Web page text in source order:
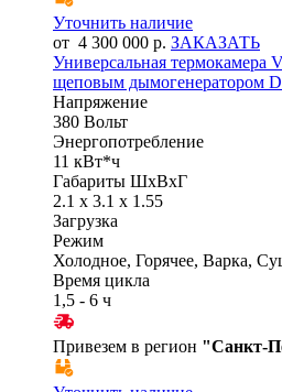
Уточнить наличие
от 4 300 000 р. ЗАКАЗАТЬ
Универсальная термокамера
щеповым дымогенератором
Напряжение
380 Вольт
Энергопотребление
11 кВт*ч
Габариты ШхВхГ
2.1 x 3.1 x 1.55
Загрузка
Режим
Холодное, Горячее, Варка,
Время цикла
1,5 - 6 ч
Привезем в регион "Санкт-